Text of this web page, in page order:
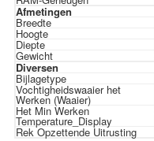
Afmetingen
Breedte
Hoogte
Diepte
Gewicht
Diversen
Bijlagetype
Vochtigheidswaaier het
Werken (Waaier)
Het Min Werken
Temperature_Display
Rek Opzettende Uitrusting